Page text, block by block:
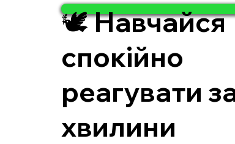
🕊️ Навчайся
спокійно
реагувати
хвилини